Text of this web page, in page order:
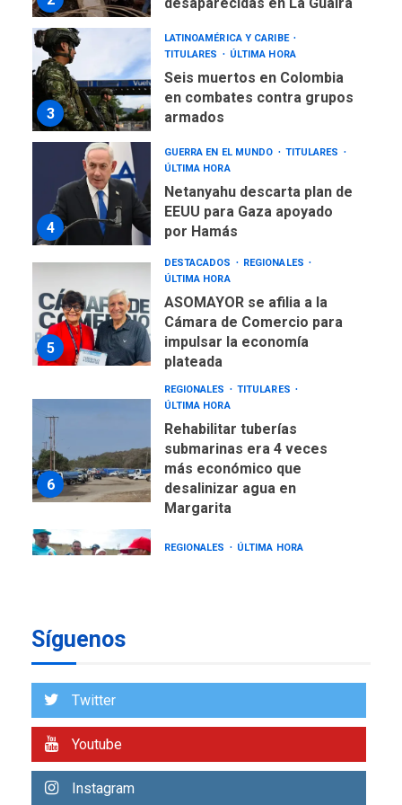
desaparecidas en La Guaira
3
LATINOAMÉRICA Y CARIBE
TITULARES
ÚLTIMA HORA
Seis muertos en Colombia
en combates contra grupos
armados
4
GUERRA EN EL MUNDO
TITULARES
ÚLTIMA HORA
Netanyahu descarta plan de
EEUU para Gaza apoyado
por Hamás
5
DESTACADOS
REGIONALES
ÚLTIMA HORA
ASOMAYOR se afilia a la
Cámara de Comercio para
impulsar la economía
plateada
6
REGIONALES
TITULARES
ÚLTIMA HORA
Rehabilitar tuberías
submarinas era 4 veces
más económico que
desalinizar agua en
Margarita
REGIONALES ÚLTIMA HORA
1
estados afectados por los
Síguenos
Twitter
Youtube
Instagram